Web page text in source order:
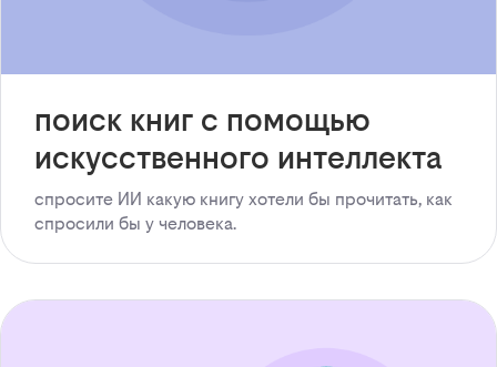
поиск книг с помощью
искусственного интеллекта
спросите ИИ какую книгу хотели бы прочитать, как
спросили бы у человека.